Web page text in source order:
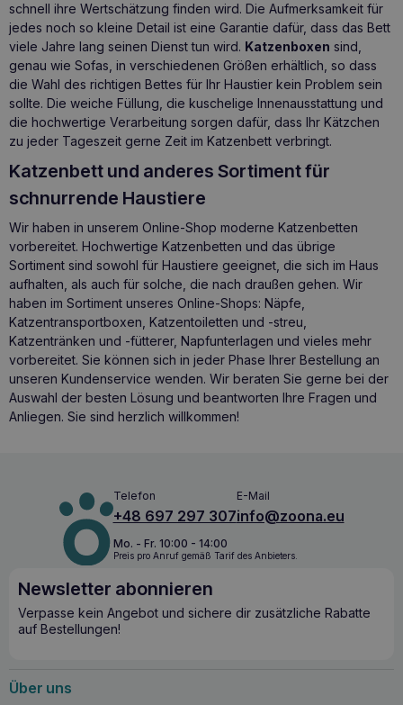
schnell ihre Wertschätzung finden wird. Die Aufmerksamkeit für
jedes noch so kleine Detail ist eine Garantie dafür, dass das Bett
viele Jahre lang seinen Dienst tun wird. Katzenboxen sind,
genau wie Sofas, in verschiedenen Größen erhältlich, so dass
die Wahl des richtigen Bettes für Ihr Haustier kein Problem sein
sollte. Die weiche Füllung, die kuschelige Innenausstattung und
die hochwertige Verarbeitung sorgen dafür, dass Ihr Kätzchen
zu jeder Tageszeit gerne Zeit im Katzenbett verbringt.
Katzenbett und anderes Sortiment für
schnurrende Haustiere
Wir haben in unserem Online-Shop moderne Katzenbetten
vorbereitet. Hochwertige Katzenbetten und das übrige
Sortiment sind sowohl für Haustiere geeignet, die sich im Haus
aufhalten, als auch für solche, die nach draußen gehen. Wir
haben im Sortiment unseres Online-Shops: Näpfe,
Katzentransportboxen , Katzentoiletten und -streu,
Katzentränken und -fütterer, Napfunterlagen und vieles mehr
vorbereitet. Sie können sich in jeder Phase Ihrer Bestellung an
unseren Kundenservice wenden. Wir beraten Sie gerne bei der
Auswahl der besten Lösung und beantworten Ihre Fragen und
Anliegen. Sie sind herzlich willkommen!
Telefon
+48 697 297 307
E-Mail
info@zoona.eu
Mo. - Fr. 10:00 - 14:00
Preis pro Anruf gemäß Tarif des Anbieters.
Newsletter abonnieren
Verpasse kein Angebot und sichere dir zusätzliche Rabatte
auf Bestellungen!
Über uns